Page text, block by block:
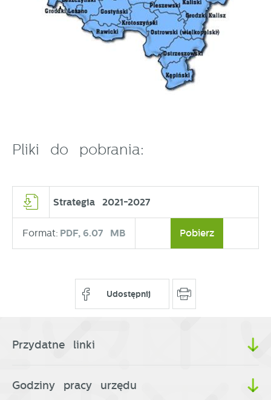
Pliki do pobrania:
Strategia 2021-2027
Format: PDF, 6.07 MB Pobierz
Udostępnij
Przydatne linki
Godziny pracy urzędu